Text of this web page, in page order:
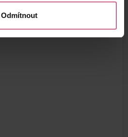
Odmítnout